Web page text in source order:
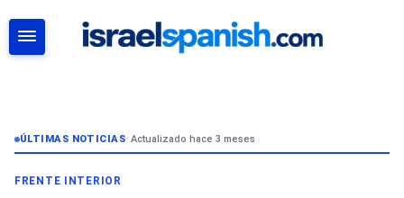
ÚLTIMAS NOTICIAS• Actualizado hace 3 meses
FRENTE INTERIOR